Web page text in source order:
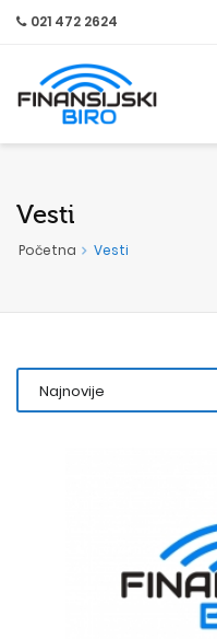
021 472 2624
Vesti
Početna Vesti